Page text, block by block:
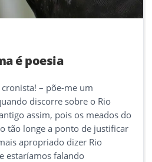
é poesia
– põe-me um
discorre sobre o Rio
assim, pois os meados do
tão longe a ponto de justificar
apropriado dizer Rio
estaríamos falando